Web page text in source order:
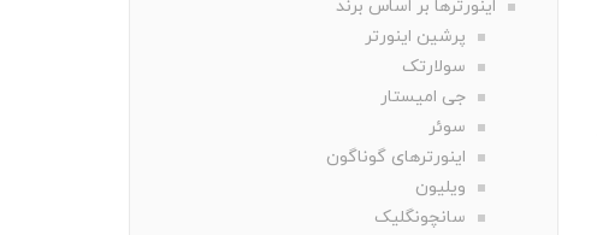
اینورترها بر اساس برند
پرشین اینورتر
سولارتک
جی امیستار
سوئر
اینورترهای گوناگون
ویلیون
سانچونگلیک